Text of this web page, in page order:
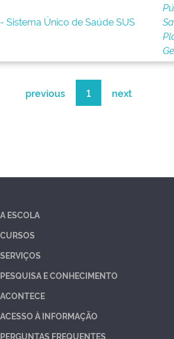
Sistema Único de Saúde SUS
previous 1 next
A ESCOLA
CURSOS
SERVIÇOS
PESQUISA E CONHECIMENTO
ACONTECE
ACESSO À INFORMAÇÃO
PERGUNTAS FREQUENTES